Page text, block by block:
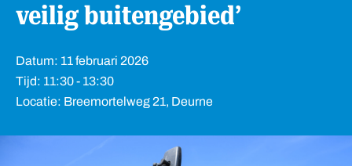
veilig buitengebied’
Datum: 11 februari 2026
Tijd: 11:30 - 13:30
Locatie: Breemortelweg 21, Deurne